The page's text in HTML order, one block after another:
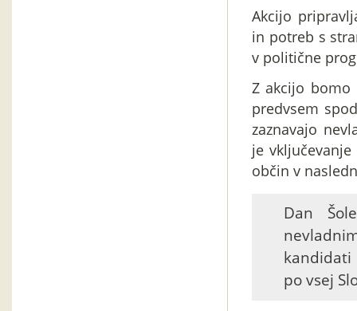
Akcijo
in potreb s
v politične
Z akcijo
predvsem
zaznavajo
je
občin v
Dan
kandidati
po vsej